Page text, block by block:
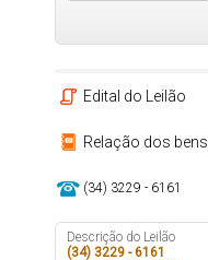
Edital do Leilão
Relação dos bens
(34) 3229 - 6161
Descrição do Leilão
(34) 3229 - 6161